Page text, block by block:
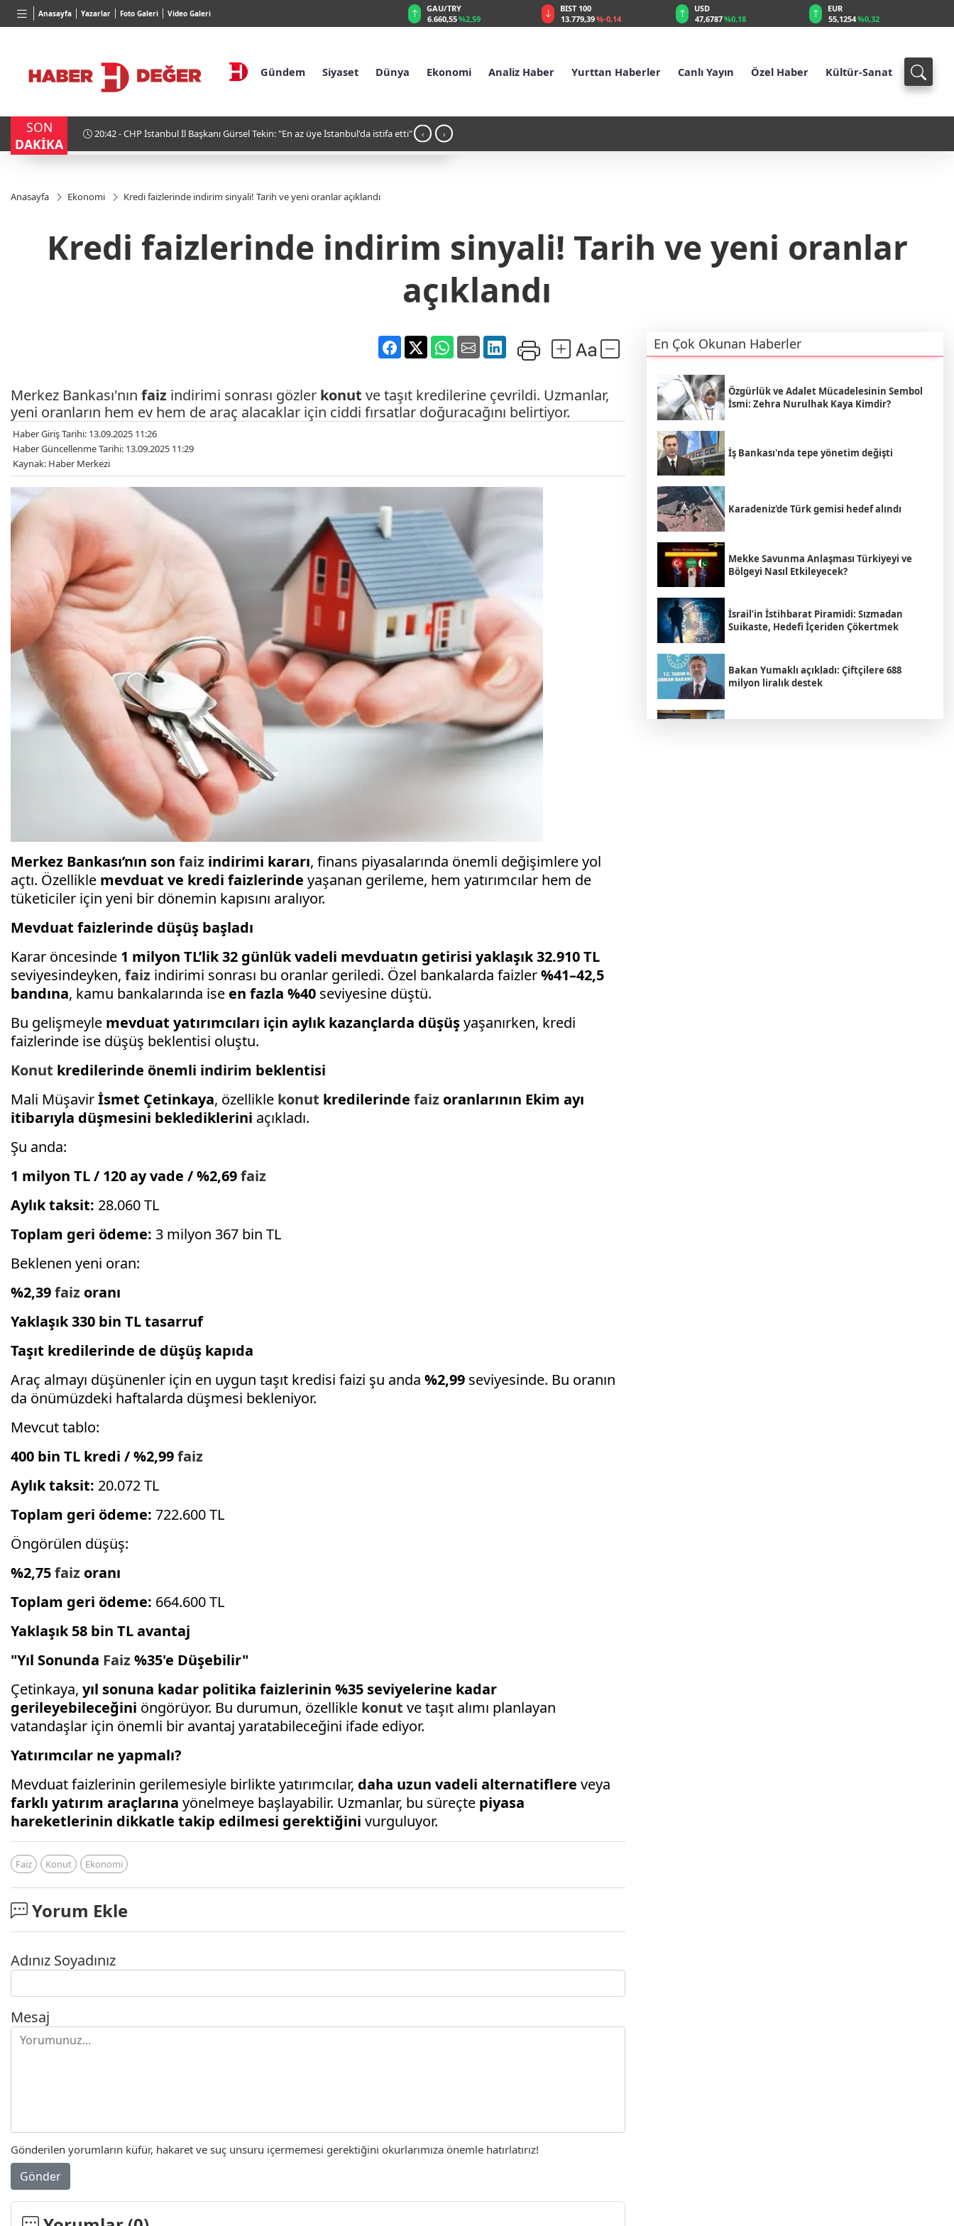
Anasayfa Yazarlar Foto Galeri Video Galeri
BGN
27,9743%-0,22
VND
0,0018%0,32
BIST 100
13.779,39%-0,14
USD
47,6787%0,18
EUR
55,1254%0,32
GBP
64,3468%0,38
Gündem Siyaset Dünya Ekonomi Analiz Haber Yurttan Haberler Canlı Yayın Özel Haber Kültür-Sanat
SON
DAKİKA
istifa etti" 18:30 - Adalet Bakanı Akın Gürlek: "Yaptığınız yanınıza kar kalmayacak" ‹ ›
Anasayfa Ekonomi Kredi faizlerinde indirim sinyali! Tarih ve yeni oranlar açıklandı
Kredi faizlerinde indirim sinyali! Tarih ve yeni oranlar
açıklandı
Merkez Bankası'nın faiz indirimi sonrası gözler konut ve taşıt kredilerine çevrildi. Uzmanlar,
yeni oranların hem ev hem de araç alacaklar için ciddi fırsatlar doğuracağını belirtiyor.
Haber Giriş Tarihi: 13.09.2025 11:26
Haber Güncellenme Tarihi: 13.09.2025 11:29
Kaynak: Haber Merkezi
Merkez Bankası’nın son faiz indirimi kararı, finans piyasalarında önemli değişimlere yol
açtı. Özellikle mevduat ve kredi faizlerinde yaşanan gerileme, hem yatırımcılar hem de
tüketiciler için yeni bir dönemin kapısını aralıyor.
Mevduat faizlerinde düşüş başladı
Karar öncesinde 1 milyon TL’lik 32 günlük vadeli mevduatın getirisi yaklaşık 32.910 TL
seviyesindeyken, faiz indirimi sonrası bu oranlar geriledi. Özel bankalarda faizler%41–42,5
bandına, kamu bankalarında ise en fazla %40 seviyesine düştü.
Bu gelişmeyle mevduat yatırımcıları için aylık kazançlarda düşüşyaşanırken, kredi
faizlerinde ise düşüş beklentisi oluştu.
Konut kredilerinde önemli indirim beklentisi
Mali Müşavirİsmet Çetinkaya, özellikle konut kredilerinde faiz oranlarının Ekim ayı
itibarıyla düşmesini beklediklerini açıkladı.
Şu anda:
1 milyon TL / 120 ay vade / %2,69faiz
Aylık taksit: 28.060 TL
Toplam geri ödeme: 3 milyon 367 bin TL
Beklenen yeni oran:
%2,39faiz oranı
Yaklaşık 330 bin TL tasarruf
Taşıt kredilerinde de düşüş kapıda
Araç almayı düşünenler için en uygun taşıt kredisi faizi şu anda %2,99 seviyesinde. Bu oranın
da önümüzdeki haftalarda düşmesi bekleniyor.
Mevcut tablo:
400 bin TL kredi / %2,99faiz
Aylık taksit: 20.072 TL
Toplam geri ödeme: 722.600 TL
Öngörülen düşüş:
%2,75faiz oranı
Toplam geri ödeme: 664.600 TL
Yaklaşık 58 bin TL avantaj
"Yıl Sonunda Faiz%35'e Düşebilir"
Çetinkaya, yıl sonuna kadar politika faizlerinin %35 seviyelerine kadar
gerileyebileceğini öngörüyor. Bu durumun, özellikle konut ve taşıt alımı planlayan
vatandaşlar için önemli bir avantaj yaratabileceğini ifade ediyor.
Yatırımcılar ne yapmalı?
Mevduat faizlerinin gerilemesiyle birlikte yatırımcılar, daha uzun vadeli alternatiflere veya
farklı yatırım araçlarına yönelmeye başlayabilir. Uzmanlar, bu süreçte piyasa
hareketlerinin dikkatle takip edilmesi gerektiğini vurguluyor.
Faiz Konut Ekonomi
Yorum Ekle
Adınız Soyadınız
Mesaj
Gönderilen yorumların küfür, hakaret ve suç unsuru içermemesi gerektiğini okurlarımıza önemle hatırlatırız!
Gönder
En Çok Okunan Haberler
Özgürlük ve Adalet Mücadelesinin Sembol
İsmi: Zehra Nurulhak Kaya Kimdir?
İş Bankası'nda tepe yönetim değişti
Karadeniz'de Türk gemisi hedef alındı
Mekke Savunma Anlaşması Türkiyeyi ve
Bölgeyi Nasıl Etkileyecek?
İsrail’in İstihbarat Piramidi: Sızmadan
Suikaste, Hedefi İçeriden Çökertmek
Bakan Yumaklı açıkladı: Çiftçilere 688
milyon liralık destek